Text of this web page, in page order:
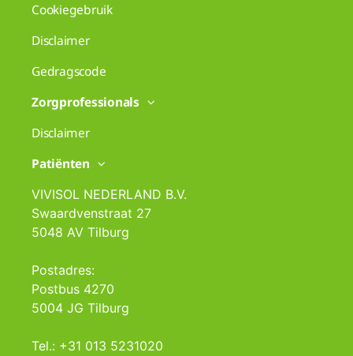
Cookiegebruik
Disclaimer
Gedragscode
Zorgprofessionals
Disclaimer
Patiënten
VIVISOL NEDERLAND B.V.
Swaardvenstraat 27
5048 AV Tilburg
Postadres:
Postbus 4270
5004 JG Tilburg
Tel.: +31 013 5231020